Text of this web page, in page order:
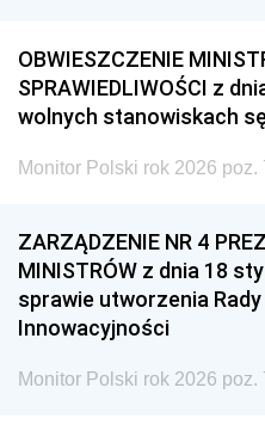
OBWIESZCZENIE
SPRAWIEDLIWOŚCI z
wolnych stanowiskach
Monitor Polski rok 2026 poz.
ZARZĄDZENIE NR 4
MINISTRÓW z dnia 18
sprawie utworzenia
Innowacyjności
Monitor Polski rok 2026 poz.